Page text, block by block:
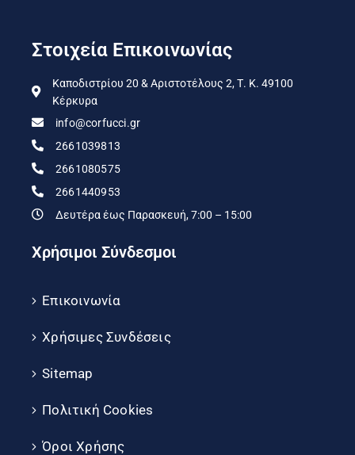
Στοιχεία Επικοινωνίας
Καποδιστρίου 20 & Αριστοτέλους 2, Τ. Κ. 49100
Κέρκυρα
info@corfucci.gr
2661039813
2661080575
2661440953
Δευτέρα έως Παρασκευή, 7:00 – 15:00
Χρήσιμοι Σύνδεσμοι
Επικοινωνία
Χρήσιμες Συνδέσεις
Sitemap
Πολιτική Cookies
Όροι Χρήσης